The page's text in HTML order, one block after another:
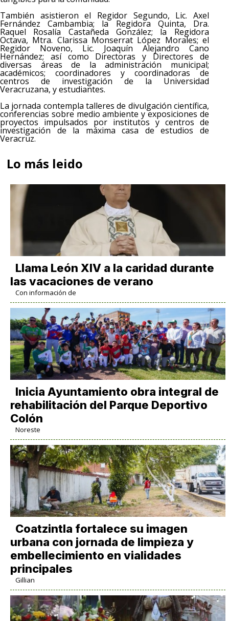
También asistieron el Regidor Segundo, Lic. Axel
Fernández Cambambia; la Regidora Quinta, Dra.
Raquel Rosalía Castañeda González; la Regidora
Octava, Mtra. Clarissa Monserrat López Morales; el
Regidor Noveno, Lic. Joaquín Alejandro Cano
Hernández; así como Directoras y Directores de
diversas áreas de la administración municipal;
académicos; coordinadores y coordinadoras de
centros de investigación de la Universidad
Veracruzana, y estudiantes.
La jornada contempla talleres de divulgación científica,
conferencias sobre medio ambiente y exposiciones de
proyectos impulsados por institutos y centros de
investigación de la máxima casa de estudios de
Veracruz.
Lo más leido
Llama León XIV a la caridad durante
las vacaciones de verano
Con información de
Inicia Ayuntamiento obra integral de
rehabilitación del Parque Deportivo
Colón
Noreste
Coatzintla fortalece su imagen
urbana con jornada de limpieza y
embellecimiento en vialidades
principales
Gillian